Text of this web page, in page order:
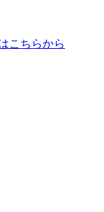
こちらから